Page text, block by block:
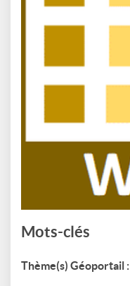
Mots-clés
Thème(s) Géoportail :